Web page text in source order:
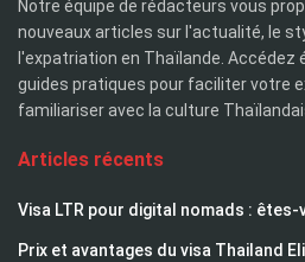
Notre équipe de rédacteurs vous
nouveaux articles sur l'actualité, le
l'expatriation en Thaïlande. Accédez
guides pratiques pour faciliter votre
familiariser avec la culture
Articles récents
Visa LTR pour digital nomads : êtes-
Prix et avantages du visa Thailand